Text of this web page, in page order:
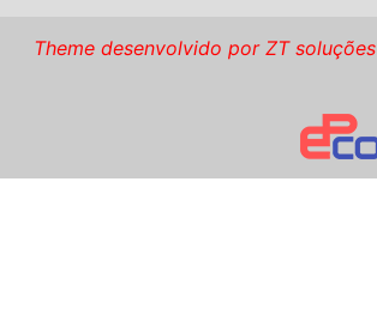
Theme desenvolvido por ZT soluções